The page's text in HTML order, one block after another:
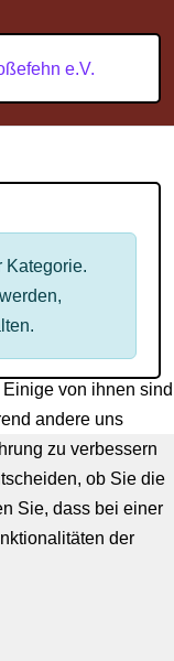
Kategorie.
von ihnen sind
andere uns
zu verbessern
ob Sie die
Sie, dass bei einer
der